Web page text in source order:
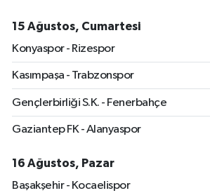
15 Ağustos, Cumartesi
Konyaspor - Rizespor
Kasımpaşa - Trabzonspor
Gençlerbirliği S.K. - Fenerbahçe
Gaziantep FK - Alanyaspor
16 Ağustos, Pazar
Başakşehir - Kocaelispor